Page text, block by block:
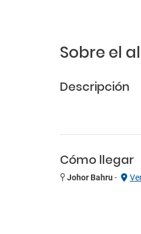
Sobre el
Descripción
Cómo llegar
Johor Bahru -